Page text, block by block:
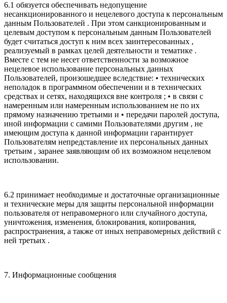
6.1 обязуется обеспечивать недопущение
несанкционированного и нецелевого доступа к персональным
данным Пользователей . При этом санкционированным и
целевым доступом к персональным данным Пользователей
будет считаться доступ к ним всех заинтересованных ,
реализуемый в рамках целей деятельности и тематике .
Вместе с тем не несет ответственности за возможное
нецелевое использование персональных данных
Пользователей, произошедшее вследствие: • технических
неполадок в программном обеспечении и в технических
средствах и сетях, находящихся вне контроля ; • в связи с
намеренным или намеренным использованием не по их
прямому назначению третьими и • передачи паролей доступа,
иной информации с самими Пользователями другим , не
имеющим доступа к данной информации гарантирует
Пользователям непредставление их персональных данных
третьим , заранее заявляющим об их возможном нецелевом
использовании.
6.2 принимает необходимые и достаточные организационные
и технические меры для защиты персональной информации
пользователя от неправомерного или случайного доступа,
уничтожения, изменения, блокирования, копирования,
распространения, а также от иных неправомерных действий с
ней третьих .
7. Информационные сообщения